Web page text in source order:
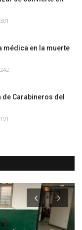
301
médica en la muerte
242
de Carabineros del
191